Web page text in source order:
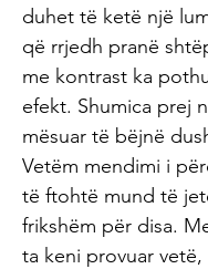
duhet të ketë një
që rrjedh pranë
me kontrast ka
efekt. Shumica prej
mësuar të bëjnë
Vetëm mendimi i
të ftohtë mund të
frikshëm për disa.
ta keni provuar